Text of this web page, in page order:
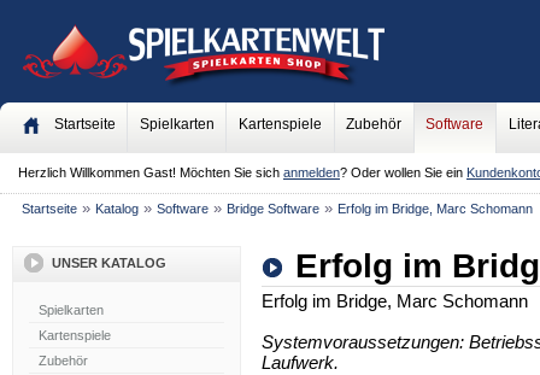
Startseite Spielkarten Kartenspiele Zubehör Software
Herzlich Willkommen Gast! Möchten Sie sich anmelden? Oder wollen Sie ein
Startseite » Katalog » Software » Bridge Software » Erfolg im Bridge, Marc Schomann
UNSER KATALOG
Spielkarten
Kartenspiele
Zubehör
Erfolg im
Erfolg im Bridge, Marc Schomann
Systemvoraussetzungen:
Laufwerk.